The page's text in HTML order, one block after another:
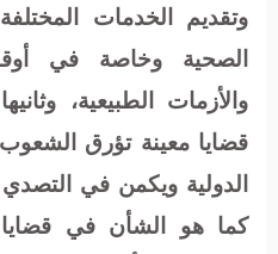
وتقديم الخدمات
الصحية وخاصة في
والأزمات الطبيعية،
قضايا معينة تؤرق الشعوب
الدولية ويكمن في
كما هو الشأن في قضايا